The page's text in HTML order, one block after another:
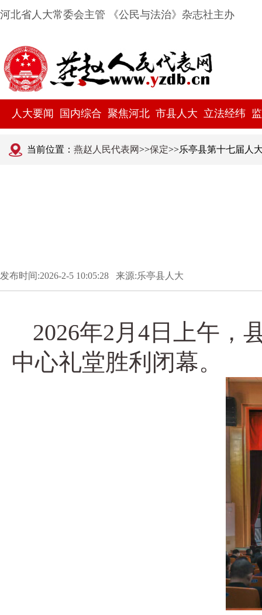
河北省人大常委会主管 《公民与法治》杂志社主办
人大要闻 国内综合 聚焦河北 市县人大 立法经纬
当前位置： 燕赵人民代表网>>保定>>乐亭县第十七届人
发布时间:2026-2-5 10:05:28 来源:乐亭县人大
2026年2月4日上午，
中心礼堂胜利闭幕。